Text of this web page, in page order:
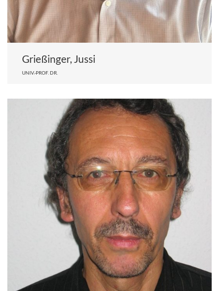
Grießinger, Jussi
UNIV.-PROF. DR.